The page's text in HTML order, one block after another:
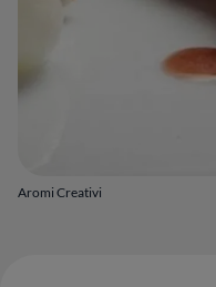
Aromi Creativi